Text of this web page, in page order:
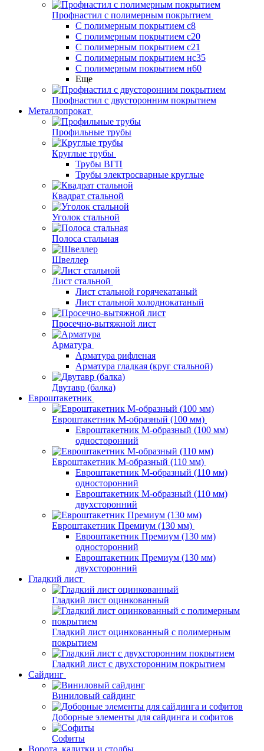
Профнастил с полимерным покрытием
С полимерным покрытием с8
С полимерным покрытием с20
С полимерным покрытием с21
С полимерным покрытием нс35
С полимерным покрытием н60
Еще
Профнастил с двусторонним покрытием
Металлопрокат
Профильные трубы
Круглые трубы
Трубы ВГП
Трубы электросварные круглые
Квадрат стальной
Уголок стальной
Полоса стальная
Швеллер
Лист стальной
Лист стальной горячекатаный
Лист стальной холоднокатаный
Просечно-вытяжной лист
Арматура
Арматура рифленая
Арматура гладкая (круг стальной)
Двутавр (балка)
Евроштакетник
Евроштакетник М-образный (100 мм)
Евроштакетник М-образный (100 мм)
односторонний
Евроштакетник М-образный (110 мм)
Евроштакетник М-образный (110 мм)
односторонний
Евроштакетник М-образный (110 мм)
двухсторонний
Евроштакетник Премиум (130 мм)
Евроштакетник Премиум (130 мм)
односторонний
Евроштакетник Премиум (130 мм)
двухсторонний
Гладкий лист
Гладкий лист оцинкованный
Гладкий лист оцинкованный с полимерным
покрытием
Гладкий лист с двухсторонним покрытием
Сайдинг
Виниловый сайдинг
Доборные элементы для сайдинга и софитов
Софиты